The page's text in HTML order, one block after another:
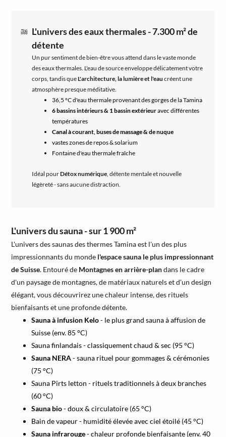
L'univers des eaux thermales - 7.300 m² de
détente
Un pur sentiment de bien-être vous attend dans le vaste monde
des eaux thermales. L'eau de source enveloppe délicatement votre
corps, tandis queL'architecture, la lumière et l'eau créent une
atmosphère presque méditative.
36,5 °C d'eau thermale provenant des gorges de la Tamina
6 bassins intérieurs & 1 bassin extérieuravec différentes
températures
Canal à courant, buses de massage & de nuque
vastes zones de repos & solarium
Fontaine d'eau thermale fraîche
Idéal pourDétox numérique, détente mentale et nouvelle
légèreté - sans aucune distraction.
L'univers du sauna - sur 1 900 m²
L'univers des saunas des thermes Tamina est l'un des plus
impressionnants du monde l'espace sauna le plus impressionnant
de Suisse. Entouré de Montagnes en arrière-plandans le cadre
d'un paysage de montagnes, de matériaux naturels et d'un design
élégant, vous découvrirez une chaleur intense, des rituels
bienfaisants et une profonde détente.
Sauna à infusion Kelo- le plus grand sauna à affusion de
Suisse (env. 85 °C)
Sauna finlandais - classiquement chaud & sec (95 °C)
Sauna NERA- sauna rituel pour gommages & cérémonies
(75 °C)
Sauna Pirts letton - rituels traditionnels à deux branches
(60 °C)
Sauna bio- doux & circulatoire (65 °C)
Bain de vapeur - humidité élevée avec ciel étoilé (45 °C)
Sauna infrarouge- chaleur profonde bienfaisante (env. 40